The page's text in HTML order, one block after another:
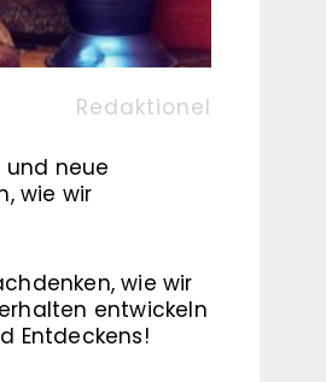
Redaktionel
und neue
wie wir
wie wir
entwickeln
Entdeckens!